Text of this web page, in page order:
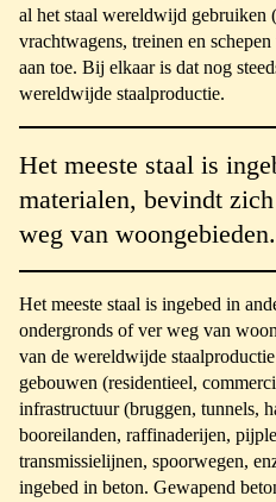
al het staal wereldwijd gebruiken
vrachtwagens, treinen en
aan toe. Bij elkaar is dat nog
wereldwijde staalproductie.
Het meeste staal is
materialen, bevindt
weg van woongebieden.
Het meeste staal is ingebed in
ondergronds of ver weg van
van de wereldwijde
gebouwen (residentieel,
infrastructuur (bruggen, tunnels,
booreilanden, raffinaderijen,
transmissielijnen, spoorwegen,
ingebed in beton. Gewapend